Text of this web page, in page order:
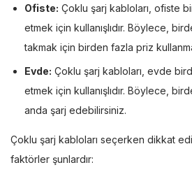
Ofiste: Çoklu şarj kabloları, ofiste
etmek için kullanışlıdır. Böylece,
takmak için birden fazla priz
Evde: Çoklu şarj kabloları, evde
etmek için kullanışlıdır. Böylece,
anda şarj edebilirsiniz.
Çoklu şarj kabloları seçerken dikkat
faktörler şunlardır: